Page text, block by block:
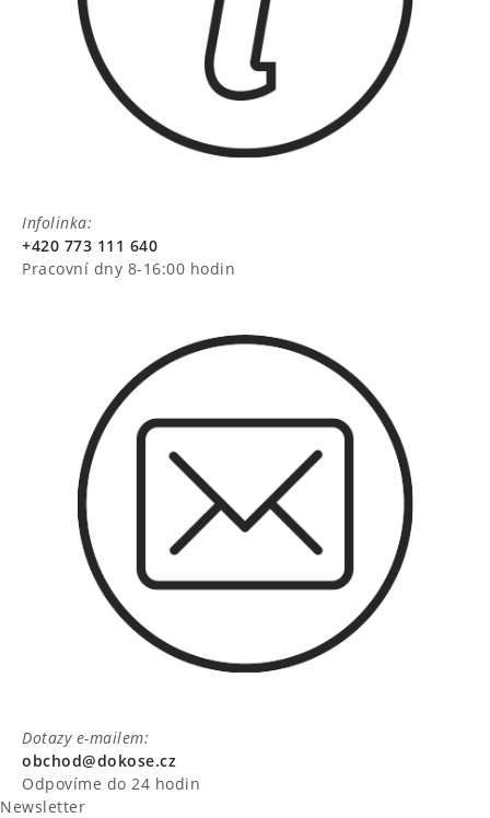
Infolinka:
+420 773 111 640
Pracovní dny 8-16:00 hodin
Dotazy e-mailem:
obchod@dokose.cz
Odpovíme do 24 hodin
Newsletter